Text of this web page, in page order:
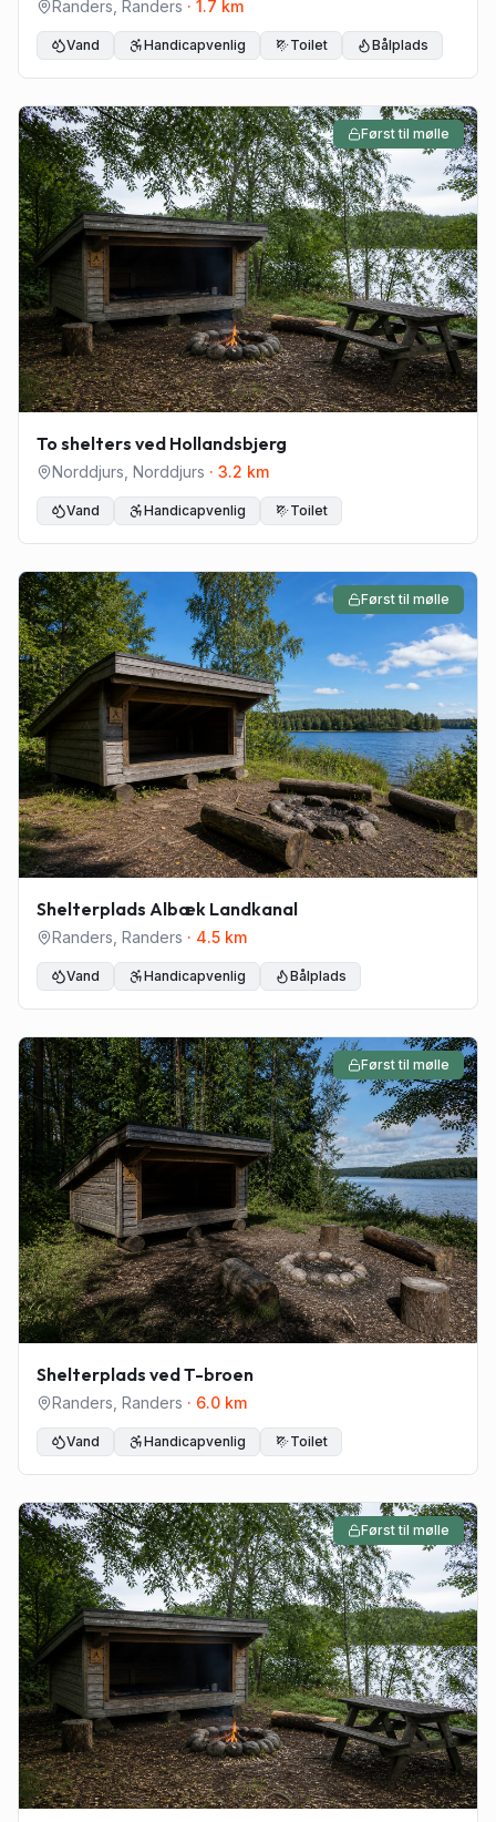
Randers Fjord
Randers Randers · 1.7 km
Vand Handicapvenlig Toilet Bålplads
Først til mølle
To shelters ved Hollandsbjerg
Norddjurs Norddjurs · 3.2 km
Vand Handicapvenlig Toilet
Først til mølle
Shelterplads Albæk Landkanal
Randers Randers · 4.5 km
Vand Handicapvenlig Bålplads
Først til mølle
Shelterplads ved T-broen
Randers Randers · 6.0 km
Vand Handicapvenlig Toilet
Først til mølle